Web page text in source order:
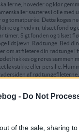
- Do Not
of the sale, sharing
hoveder og klør
sauteres i olie med
tomatpurèe. Dette koges
og hvidvin, tilsæt fond og
timer. Sigt fonden og tilsæt
lidt jævn. Rødtunge: Bed din
om at filetere din rødtunge i
hakkes og røres sammen
løvstikke eller persille.
ydersiden af
staniol. Rouladerne dampes i
C,i ca. 10-12 minutter.
rundt om. Pynt med lidt